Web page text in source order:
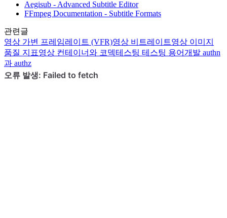
Aegisub - Advanced Subtitle Editor
FFmpeg Documentation - Subtitle Formats
관련글
영상 가변 프레임레이트 (VFR)영상 비트레이트영상 이미지
품질 지표영상 컨테이너와 코덱테스팅 테스팅 용어개발 authn
과 authz